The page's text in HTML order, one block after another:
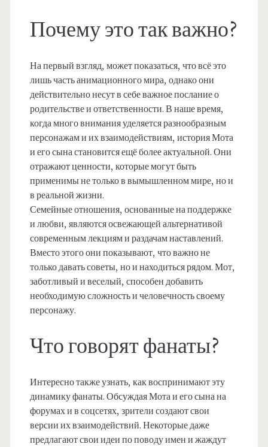
Почему это так важно?
На первый взгляд, может показаться, что всё это
лишь часть анимационного мира, однако они
действительно несут в себе важное послание о
родительстве и ответственности. В наше время,
когда много внимания уделяется разнообразным
персонажам и их взаимодействиям, история Мота
и его сына становится ещё более актуальной. Они
отражают ценности, которые могут быть
применимы не только в вымышленном мире, но и
в реальной жизни.
Семейные отношения, основанные на поддержке
и любви, являются освежающей альтернативой
современным лекциям и раздачам наставлений.
Вместо этого они показывают, что важно не
только давать советы, но и находиться рядом. Мот,
заботливый и веселый, способен добавить
необходимую сложность и человечность своему
персонажу.
Что говорят фанаты?
Интересно также узнать, как воспринимают эту
динамику фанаты. Обсуждая Мота и его сына на
форумах и в соцсетях, зрители создают свои
версии их взаимодействий. Некоторые даже
предлагают свои идеи по поводу имен и жаждут